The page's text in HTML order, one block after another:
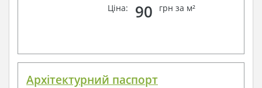
Ціна: 90 грн за м²
Архітектурний паспорт